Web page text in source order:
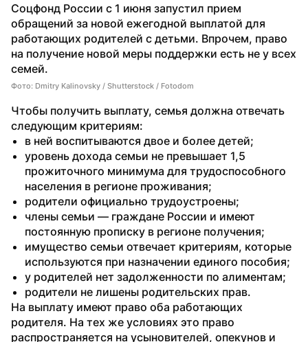
Соцфонд России с 1 июня запустил прием
обращений за новой ежегодной выплатой для
работающих родителей с детьми. Впрочем, право
на получение новой меры поддержки есть не у всех
семей.
Фото: Dmitry Kalinovsky / Shutterstock / Fotodom
Чтобы получить выплату, семья должна отвечать
следующим критериям:
в ней воспитываются двое и более детей;
уровень дохода семьи не превышает 1,5
прожиточного минимума для трудоспособного
населения в регионе проживания;
родители официально трудоустроены;
члены семьи — граждане России и имеют
постоянную прописку в регионе получения;
имущество семьи отвечает критериям, которые
используются при назначении единого пособия;
у родителей нет задолженности по алиментам;
родители не лишены родительских прав.
На выплату имеют право оба работающих
родителя. На тех же условиях это право
распространяется на усыновителей, опекунов и